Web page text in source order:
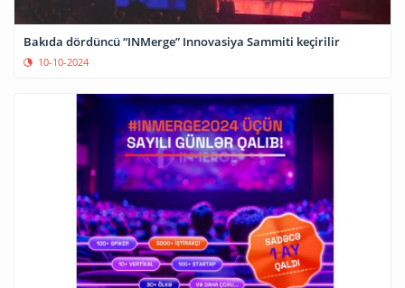
Bakıda dördüncü “INMerge” Innovasiya Sammiti keçirilir
10-10-2024